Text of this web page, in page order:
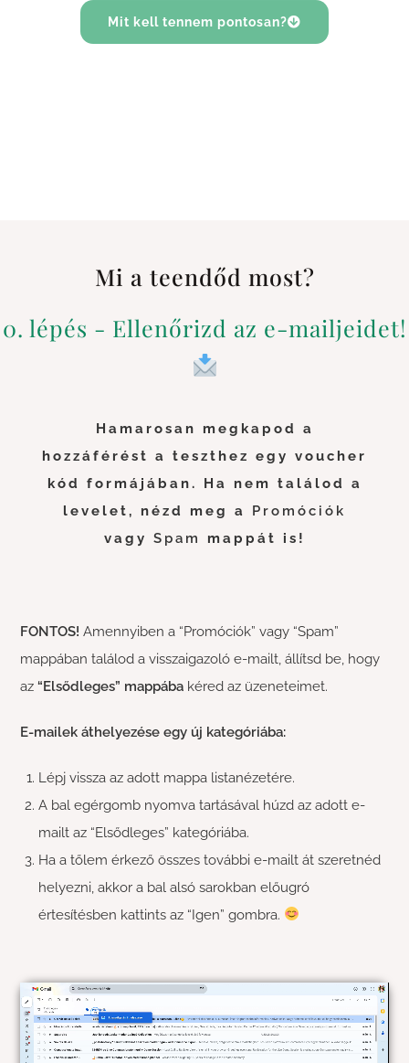
Mit kell tennem pontosan?
Mi a teendőd most?
0. lépés - Ellenőrizd az e-mailjeidet!
Hamarosan megkapod a
hozzáférést a teszthez egy voucher
kód formájában. Ha nem találod a
levelet, nézd meg a Promóciók
vagy Spam mappát is!
FONTOS! Amennyiben a “Promóciók” vagy “Spam”
mappában találod a visszaigazoló e-mailt, állítsd be, hogy
az “Elsődleges” mappába kéred az üzeneteimet.
E-mailek áthelyezése egy új kategóriába:
Lépj vissza az adott mappa listanézetére.
A bal egérgomb nyomva tartásával húzd az adott e-
mailt az “Elsődleges” kategóriába.
Ha a tőlem érkező összes további e-mailt át szeretnéd
helyezni, akkor a bal alsó sarokban előugró
értesítésben kattints az “Igen” gombra.